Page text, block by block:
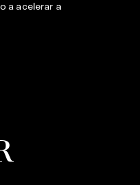
a acelerar a